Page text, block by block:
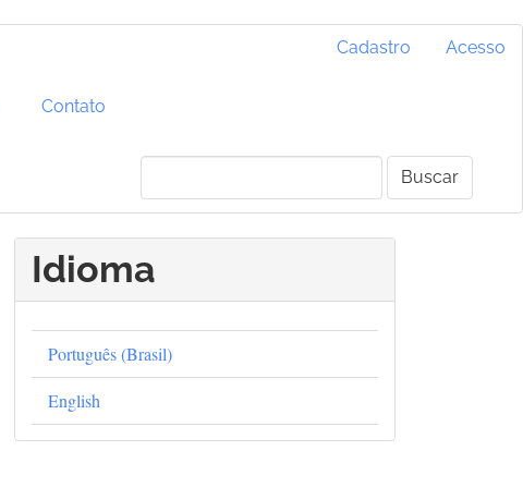
Cadastro Acesso
Contato
Buscar
Idioma
Português (Brasil)
English